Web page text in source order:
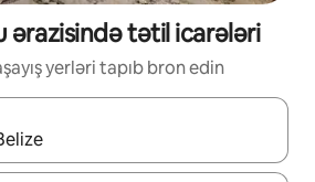
ərazisində tətil icarələri
yerləri tapıb bron edin
və aşağı ox düymələri ilə naviqasiya